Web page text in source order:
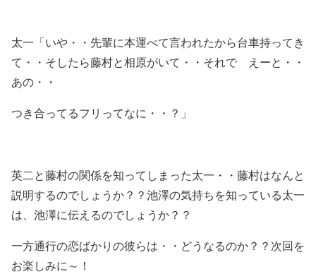
太一「いや・・先輩に本運べて言われたから台車持ってき
て・・そしたら藤村と相原がいて・・それで えーと・・
あの・・
つき合ってるフリってなに・・？」
英二と藤村の関係を知ってしまった太一・・藤村はなんと
説明するのでしょうか？？池澤の気持ちを知っている太一
は、池澤に伝えるのでしょうか？？
一方通行の恋ばかりの彼らは・・どうなるのか？？次回を
お楽しみに～！